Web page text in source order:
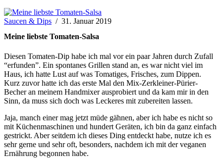
Saucen & Dips / 31. Januar 2019
Meine liebste Tomaten-Salsa
Diesen Tomaten-Dip habe ich mal vor ein paar Jahren durch Zufall
“erfunden”. Ein spontanes Grillen stand an, es war nicht viel im
Haus, ich hatte Lust auf was Tomatiges, Frisches, zum Dippen.
Kurz zuvor hatte ich das erste Mal den Mix-Zerkleiner-Pürier-
Becher an meinem Handmixer ausprobiert und da kam mir in den
Sinn, da muss sich doch was Leckeres mit zubereiten lassen.
Jaja, manch einer mag jetzt müde gähnen, aber ich habe es nicht so
mit Küchenmaschinen und hundert Geräten, ich bin da ganz einfach
gestrickt. Aber seitdem ich dieses Ding entdeckt habe, nutze ich es
sehr gerne und sehr oft, besonders, nachdem ich mit der veganen
Ernährung begonnen habe.